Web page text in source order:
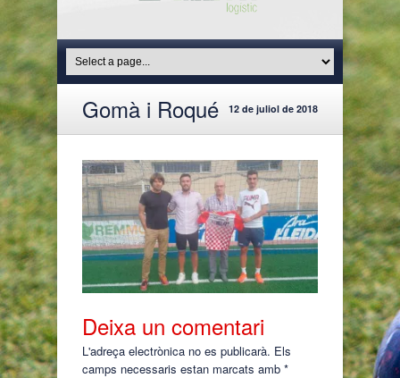
Gomà i Roqué 12 de juliol de 2018
Deixa un comentari
L'adreça electrònica no es publicarà. Els
camps necessaris estan marcats amb *